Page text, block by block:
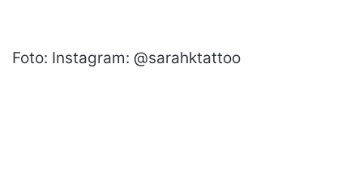
Foto: Instagram: @sarahktattoo